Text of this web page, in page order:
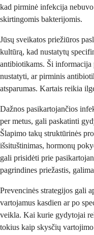
kad pirminė infekcija
skirtingomis bakterijomis.
Jūsų sveikatos priežiūros
kultūrą, kad nustatytų
antibiotikams. Ši
nustatyti, ar pirminis
atsparumas. Kartais reikia
Dažnos pasikartojančios
per metus, gali paskatinti
Šlapimo takų struktūrinės
išsituštinimas, hormonų
gali prisidėti prie
pagrindines priežastis,
Prevencinės strategijos gali
vartojamus kasdien ar po
veikla. Kai kurie gydytojai
tokius kaip skysčių